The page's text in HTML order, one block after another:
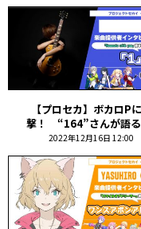
【プロセカ】ボカロP
撃！ “164”さんが語
2022年12月16日 12:00